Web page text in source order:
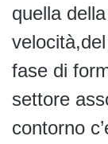
quella
fase di
settore
contorno